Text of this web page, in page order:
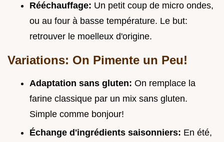
Rééchauffage: Un petit coup de micro ondes,
ou au four à basse température. Le but:
retrouver le moelleux d'origine.
Variations: On Pimente un Peu!
Adaptation sans gluten: On remplace la
farine classique par un mix sans gluten.
Simple comme bonjour!
Échange d'ingrédients saisonniers: En été,